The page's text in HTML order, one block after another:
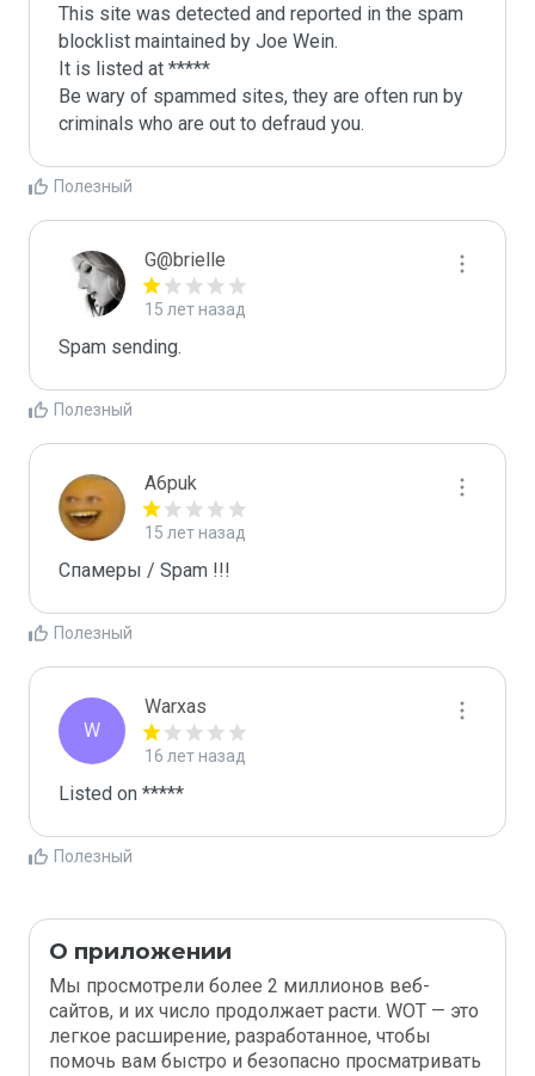
This site was detected and reported in the spam
blocklist maintained by Joe Wein.
It is listed at *****
Be wary of spammed sites, they are often run by
criminals who are out to defraud you.
Полезный
G@brielle
15 лет назад
Spam sending.
Полезный
A6puk
15 лет назад
Спамеры / Spam !!!
Полезный
W
Warxas
16 лет назад
Listed on *****
Полезный
О приложении
Мы просмотрели более 2 миллионов веб-
сайтов, и их число продолжает расти. WOT — это
легкое расширение, разработанное, чтобы
помочь вам быстро и безопасно просматривать